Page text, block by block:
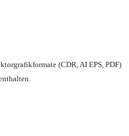
(CDR, AI EPS, PDF)